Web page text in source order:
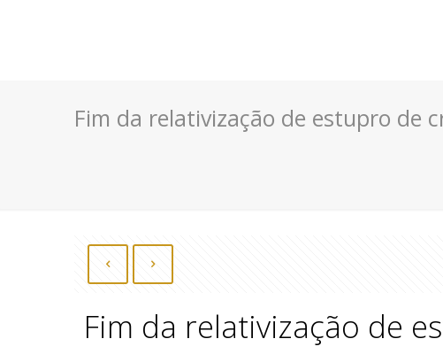
Fim da relativização de estupro de
Fim da relativização de